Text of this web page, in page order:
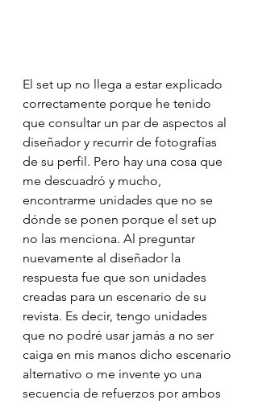
El set up no llega a estar explicado
correctamente porque he tenido
que consultar un par de aspectos al
diseñador y recurrir de fotografías
de su perfil. Pero hay una cosa que
me descuadró y mucho,
encontrarme unidades que no se
dónde se ponen porque el set up
no las menciona. Al preguntar
nuevamente al diseñador la
respuesta fue que son unidades
creadas para un escenario de su
revista. Es decir, tengo unidades
que no podré usar jamás a no ser
caiga en mis manos dicho escenario
alternativo o me invente yo una
secuencia de refuerzos por ambos